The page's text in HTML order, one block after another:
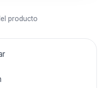
producto